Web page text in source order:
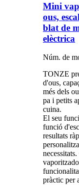
Mini
ous,
blat de
elèctrica
Núm. de
TONZE
d'ous,
més dels
pa i petits
cuina.
El seu
funció
resultats
pràctic per